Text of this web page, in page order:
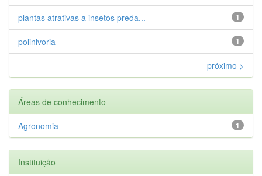
1
plantas atrativas a insetos preda...
1
polinivoria
próximo >
Áreas de conhecimento
1
Agronomia
Instituição